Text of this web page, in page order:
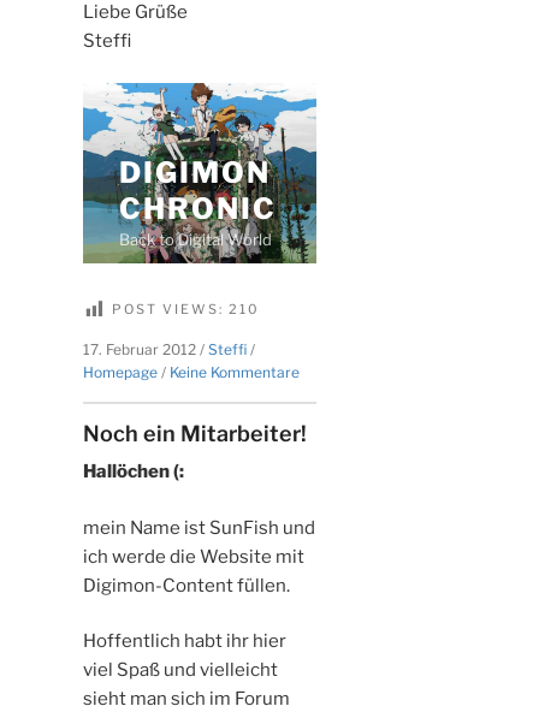
Liebe Grüße
Steffi
POST VIEWS: 210
17. Februar 2012/ Steffi/
Homepage/ Keine Kommentarezu
Episoden
Noch ein Mitarbeiter!
Hallöchen (:
mein Name ist SunFish und
ich werde die Website mit
Digimon-Content füllen.
Hoffentlich habt ihr hier
viel Spaß und vielleicht
sieht man sich im Forum